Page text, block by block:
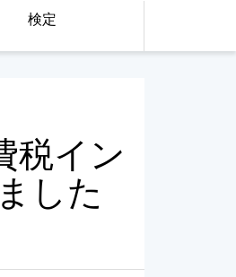
検定
税イン
した